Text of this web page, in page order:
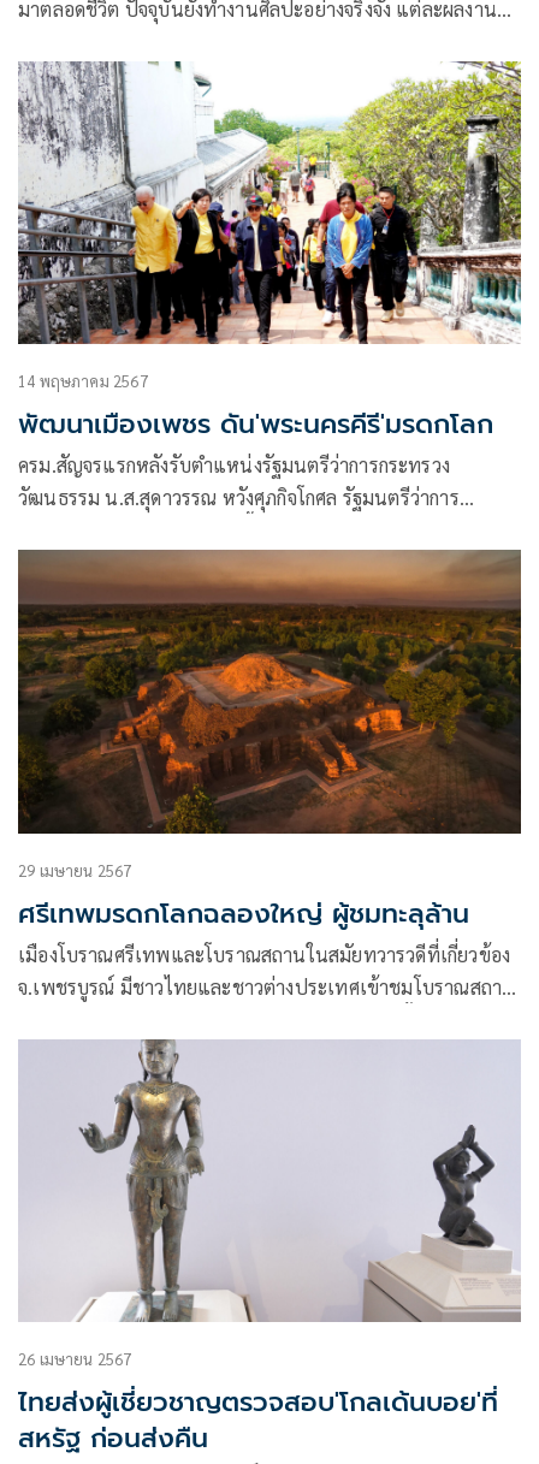
มาตลอดชีวิต ปัจจุบันยังทำงานศิลปะอย่างจริงจัง แต่ละผลงาน
สร้างงานศิลป์รูปแบบใหม่ๆ ​ด้วยการค้นหาสิ่งใหม่ ดัดแปลงสิ่ง
เก่า​ ค้นหาแก่นแท้ในผลงานของตัวเอง​
14 พฤษภาคม 2567
พัฒนาเมืองเพชร ดัน'พระนครคีรี'มรดกโลก
ครม.สัญจรแรกหลังรับตำแหน่งรัฐมนตรีว่าการกระทรวง
วัฒนธรรม น.ส.สุดาวรรณ หวังศุภกิจโกศล รัฐมนตรีว่าการ
ศักยภาพแหล่งเรียนรู้และแหล่งท่องเที่ยวทางวัฒนธรรม 3 แห่ง
ของ จ.เพชรบุรี ได้แก่ ศูนย์วัฒนธรรมไทยทรงดำ อ.เขาย้อย
29 เมษายน 2567
ศรีเทพมรดกโลกฉลองใหญ่ ผู้ชมทะลุล้าน
เมืองโบราณศรีเทพและโบราณสถานในสมัยทวารวดีที่เกี่ยวข้อง
จ.เพชรบูรณ์ มีชาวไทยและชาวต่างประเทศเข้าชมโบราณสถาน
ประกาศขึ้นทะเบียนเป็นแหล่งมรดกโลกจากองค์การการ
ศึกษา วิทยาศาสตร์และวัฒนธรรมแห่งสหประชาชาติ (ยูเนสโก)
เพื่อเป็นการเฉลิมฉลองยอดผู้เข้าชมทะลุหลักล้าน กรม
ศิลปากร กระทรวงวัฒนธรรม
26 เมษายน 2567
ไทยส่งผู้เชี่ยวชาญตรวจสอบ'โกลเด้นบอย'ที่
สหรัฐ ก่อนส่งคืน